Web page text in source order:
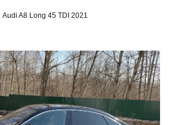
Audi A8 Long 45 TDI 2021